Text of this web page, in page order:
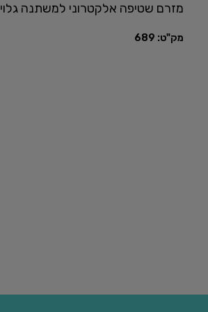
מזרם שטיפה אלקטרוני למשתנה גלוי
מק"ט: 689